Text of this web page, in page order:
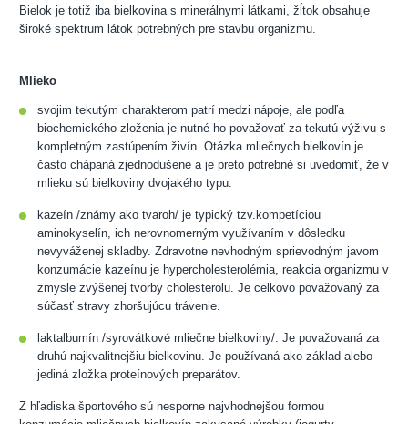
Bielok je totiž iba bielkovina s minerálnymi látkami, žĺtok obsahuje
široké spektrum látok potrebných pre stavbu organizmu.
Mlieko
svojim tekutým charakterom patrí medzi nápoje, ale podľa
biochemického zloženia je nutné ho považovať za tekutú výživu s
kompletným zastúpením živín. Otázka mliečnych bielkovín je
často chápaná zjednodušene a je preto potrebné si uvedomiť, že v
mlieku sú bielkoviny dvojakého typu.
kazeín /známy ako tvaroh/ je typický tzv.kompetíciou
aminokyselín, ich nerovnomerným využívaním v dôsledku
nevyváženej skladby. Zdravotne nevhodným sprievodným javom
konzumácie kazeínu je hypercholesterolémia, reakcia organizmu v
zmysle zvýšenej tvorby cholesterolu. Je celkovo považovaný za
súčasť stravy zhoršujúcu trávenie.
laktalbumín /syrovátkové mliečne bielkoviny/. Je považovaná za
druhú najkvalitnejšiu bielkovinu. Je používaná ako základ alebo
jediná zložka proteínových preparátov.
Z hľadiska športového sú nesporne najvhodnejšou formou